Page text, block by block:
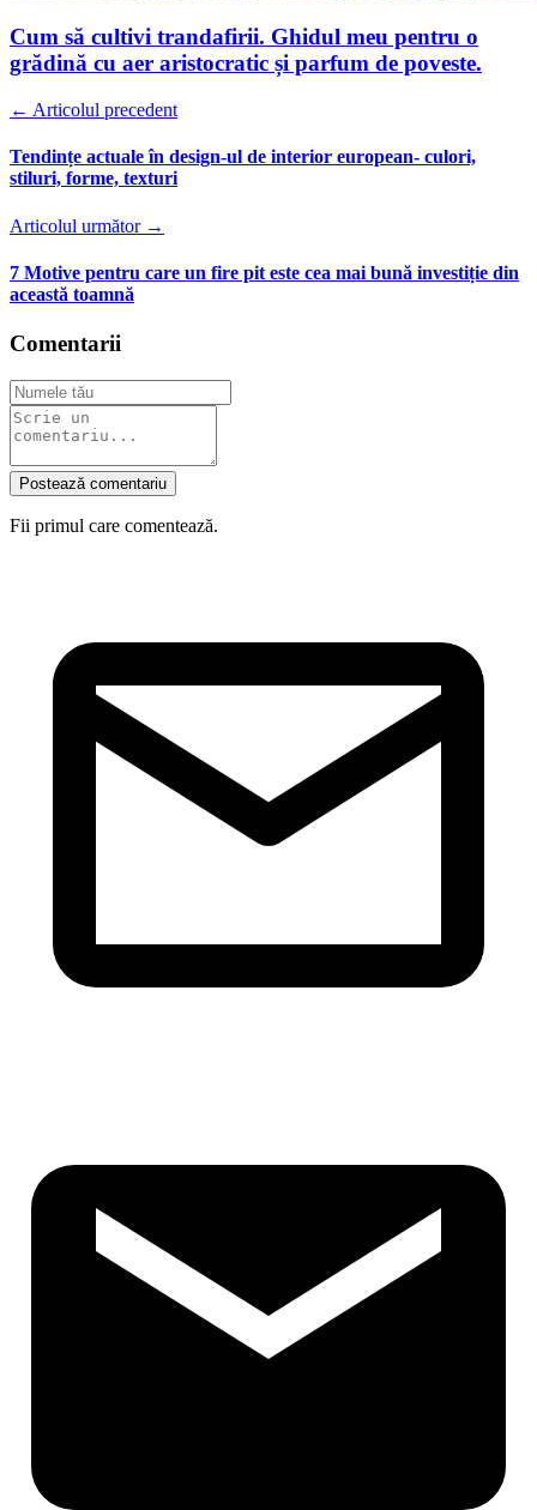
Cum să cultivi trandafirii. Ghidul meu pentru o
grădină cu aer aristocratic și parfum de poveste.
← Articolul precedent
Tendințe actuale în design-ul de interior european- culori,
stiluri, forme, texturi
Articolul următor →
7 Motive pentru care un fire pit este cea mai bună investiție din
această toamnă
Comentarii
Postează comentariu
Fii primul care comentează.